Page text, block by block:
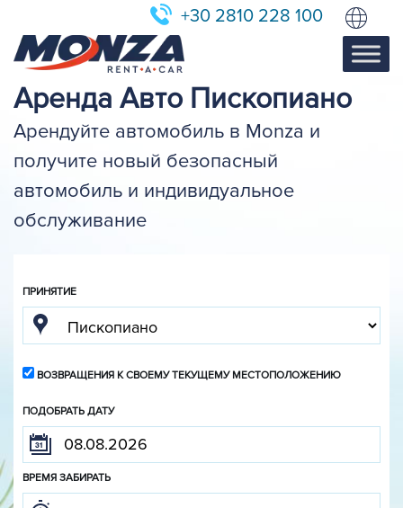
+30 2810 228 100
Аренда Авто Пископиано
Арендуйте автомобиль в Monza и
получите новый безопасный
автомобиль и индивидуальное
обслуживание
ПРИНЯТИЕ
ВОЗВРАЩЕНИЯ К СВОЕМУ ТЕКУЩЕМУ МЕСТОПОЛОЖЕНИЮ
ПОДОБРАТЬ ДАТУ
ВРЕМЯ ЗАБИРАТЬ